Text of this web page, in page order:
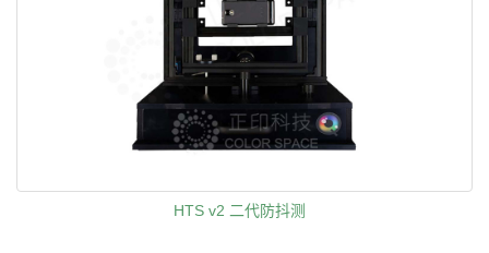
HTS v2 二代防抖测